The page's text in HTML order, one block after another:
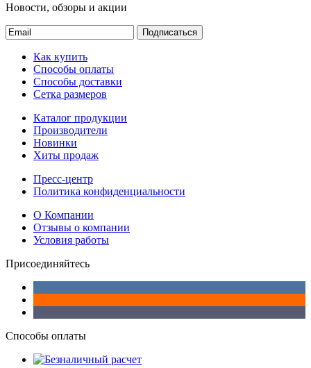
Новости, обзоры и акции
Подписаться
Как купить
Способы оплаты
Способы доставки
Сетка размеров
Каталог продукции
Производители
Новинки
Хиты продаж
Пресс-центр
Политика конфиденциальности
О Компании
Отзывы о компании
Условия работы
Присоединяйтесь
Способы оплаты